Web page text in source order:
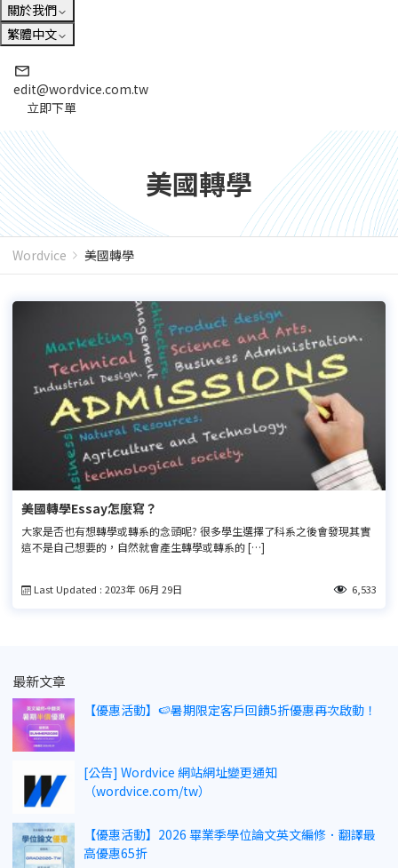
關於我們
繁體中文
edit@wordvice.com.tw
立即下單
美國轉學
Wordvice 美國轉學
美國轉學Essay怎麼寫？
大家是否也有想轉學或轉系的念頭呢? 很多學生選擇了科系之後會發現其實
這不是自己想要的，自然就會產生轉學或轉系的 […]
Last Updated : 2023年 06月 29日 6,533
最新文章
【優惠活動】🍉暑期限定客戶回饋5折優惠再次啟動！
[公告] Wordvice 網站網址變更通知
（wordvice.com/tw）
【優惠活動】2026 畢業季學位論文英文編修．翻譯最
高優惠65折